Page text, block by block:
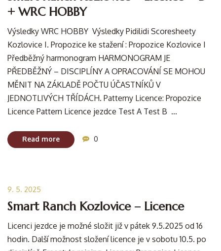
+ WRC HOBBY
Výsledky WRC HOBBY Výsledky Pidilidi Scoresheety
Kozlovice I. Propozice ke stažení : Propozice Kozlovice I
Předběžný harmonogram HARMONOGRAM JE
PŘEDBĚŽNÝ – DISCIPLÍNY A OPRACOVÁNÍ SE MOHOU
MĚNIT NA ZÁKLADĚ POČTU ÚČASTNÍKŮ V
JEDNOTLIVÝCH TŘÍDÁCH. Patterny Licence: Propozice
Licence Pattern Licence jezdce Test A Test B ...
Read more 0
9. 5. 2025
Smart Ranch Kozlovice – Licence
Licenci jezdce je možné složit již v pátek 9.5.2025 od 16
hodin. Další možnost složení licence je v sobotu 10.5. po